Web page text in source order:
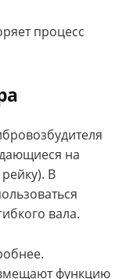
процесс
на
В
вала.
функцию